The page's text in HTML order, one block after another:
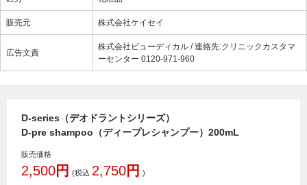
販売元 株式会社ケイセイ
広告文責
株式会社ビューディカル / 連絡先:クリニックカスタマ
ーセンター 0120-971-960
D-series（デオドラントシリーズ）
D-pre shampoo（ディープレシャンプー）200mL
販売価格
2,500円 (税込 2,750円 )